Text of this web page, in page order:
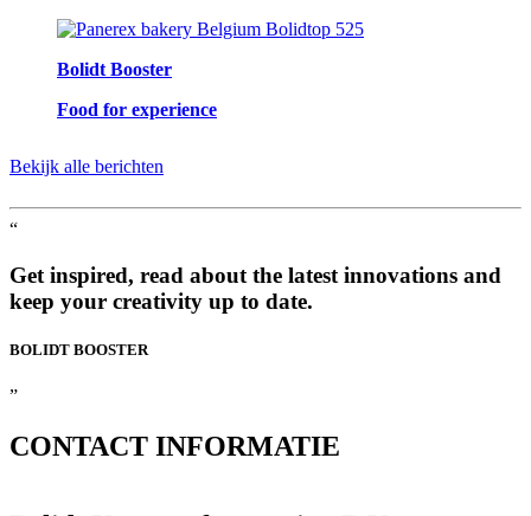
Bolidt Booster
Food for experience
Bekijk alle berichten
“
Get inspired, read about the latest innovations and
keep your creativity up to date.
BOLIDT BOOSTER
”
CONTACT INFORMATIE